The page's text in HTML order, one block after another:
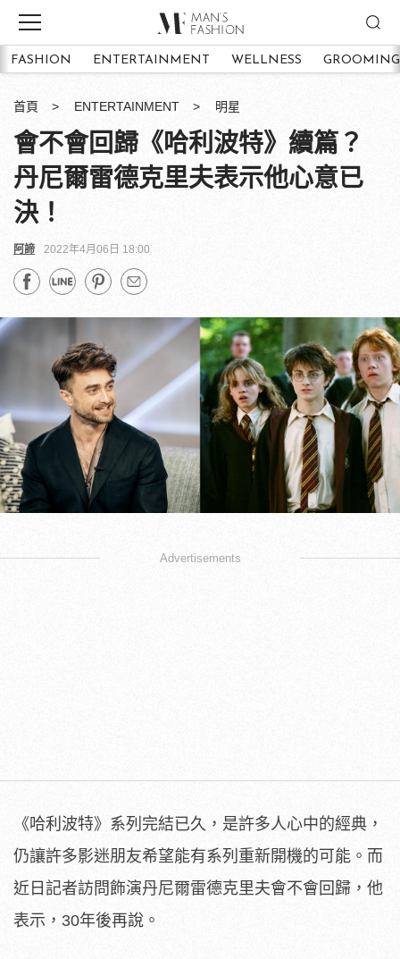
FASHION ENTERTAINMENT WELLNESS GROOMING
首頁 ENTERTAINMENT 明星
會不會回歸《哈利波特》續篇？
丹尼爾雷德克里夫表示他心意已
決！
阿諦 2022年4月06日 18:00
Advertisements
《哈利波特》系列完結已久，是許多人心中的經典，
仍讓許多影迷朋友希望能有系列重新開機的可能。而
近日記者訪問飾演丹尼爾雷德克里夫會不會回歸，他
表示，30年後再說。